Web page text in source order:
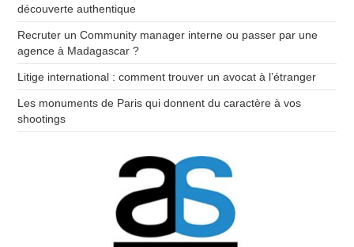
découverte authentique
Recruter un Community manager interne ou passer par une
agence à Madagascar ?
Litige international : comment trouver un avocat à l’étranger
Les monuments de Paris qui donnent du caractère à vos
shootings